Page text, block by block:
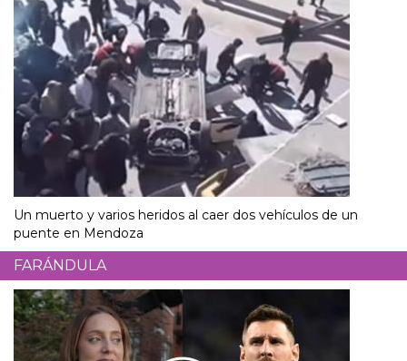
Un muerto y varios heridos al caer dos vehículos de un
puente en Mendoza
FARÁNDULA